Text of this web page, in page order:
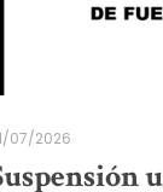
07/2026